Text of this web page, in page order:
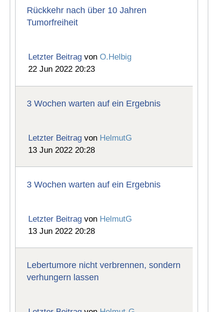
Rückkehr nach über 10 Jahren
Tumorfreiheit
Letzter Beitrag vonO.Helbig
22 Jun 2022 20:23
3 Wochen warten auf ein Ergebnis
Letzter Beitrag von HelmutG
13 Jun 2022 20:28
3 Wochen warten auf ein Ergebnis
Letzter Beitrag von HelmutG
13 Jun 2022 20:28
Lebertumore nicht verbrennen, sondern
verhungern lassen